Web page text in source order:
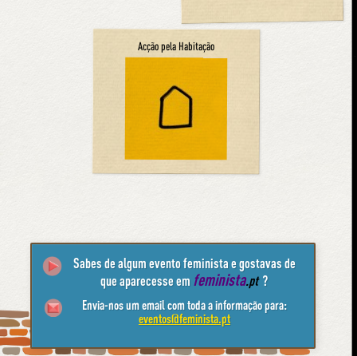
Acção pela Habitação
Sabes de algum evento feminista e gostavas de
que aparecesse em feminista.pt ?
Envia-nos um email com toda a informação para:
eventos@feminista.pt